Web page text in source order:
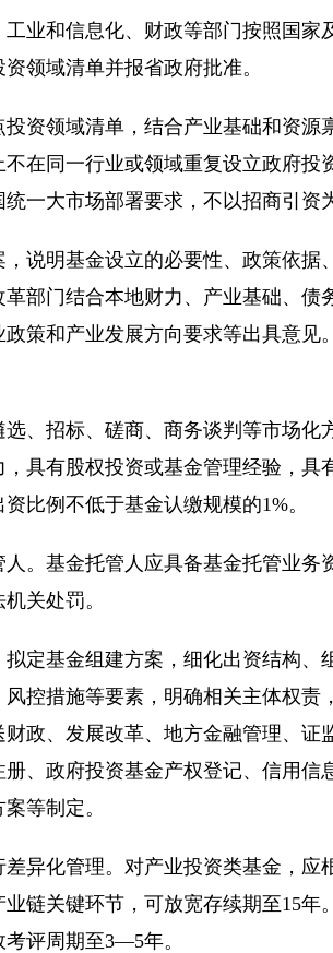
和信息化、财政等部门按照国家
领域清单并报省政府批准。
领域清单，结合产业基础和资源
在同一行业或领域重复设立政府投
一大市场部署要求，不以招商引资
明基金设立的必要性、政策依据
部门结合本地财力、产业基础、债
策和产业发展方向要求等出具意见
招标、磋商、商务谈判等市场化
具有股权投资或基金管理经验，具
比例不低于基金认缴规模的1%。
基金托管人应具备基金托管业务
关处罚。
基金组建方案，细化出资结构、
控措施等要素，明确相关主体权责
政、发展改革、地方金融管理、证
、政府投资基金产权登记、信用信
等制定。
化管理。对产业投资类基金，应
链关键环节，可放宽存续期至15年
评周期至3—5年。